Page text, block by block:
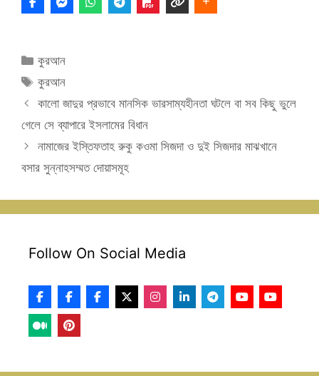
Categories
কুরআন
Tags
কুরআন
কালো জাদুর প্রভাবে মানসিক ভারসাম্যহীনতা ঘটলে বা সব কিছু ভুলে
গেলে সে ব্যাপারে ইসলামের বিধান
নামাজের ইস্তিফতাহ রুকু কওমা সিজদা ও দুই সিজদার মাঝখানে
বসার সুন্নাহসম্মত দোয়াসমূহ
Follow On Social Media